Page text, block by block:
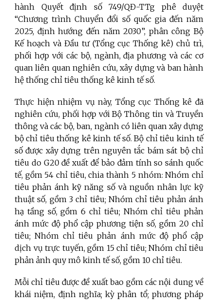
hành Quyết định số 749/QĐ-TTg phê duyệt
“Chương trình Chuyển đổi số quốc gia đến năm
2025, định hướng đến năm 2030”, phân công Bộ
Kế hoạch và Đầu tư (Tổng cục Thống kê) chủ trì,
phối hợp với các bộ, ngành, địa phương và các cơ
quan liên quan nghiên cứu, xây dựng và ban hành
hệ thống chỉ tiêu thống kê kinh tế số.
Thực hiện nhiệm vụ này, Tổng cục Thống kê đã
nghiên cứu, phối hợp với Bộ Thông tin và Truyền
thông và các bộ, ban, ngành có liên quan xây dựng
bộ chỉ tiêu thống kê kinh tế số. Bộ chỉ tiêu kinh tế
số được xây dựng trên nguyên tắc bám sát bộ chỉ
tiêu do G20 đề xuất để bảo đảm tính so sánh quốc
tế, gồm 54 chỉ tiêu, chia thành 5 nhóm: Nhóm chỉ
tiêu phản ánh kỹ năng số và nguồn nhân lực kỹ
thuật số, gồm 3 chỉ tiêu; Nhóm chỉ tiêu phản ánh
hạ tầng số, gồm 6 chỉ tiêu; Nhóm chỉ tiêu phản
ánh mức độ phổ cập phương tiện số, gồm 20 chỉ
tiêu; Nhóm chỉ tiêu phản ánh mức độ phổ cập
dịch vụ trực tuyến, gồm 15 chỉ tiêu; Nhóm chỉ tiêu
phản ảnh quy mô kinh tế số, gồm 10 chỉ tiêu.
Mỗi chỉ tiêu được đề xuất bao gồm các nội dung về
khái niệm, định nghĩa; kỳ phân tổ; phương pháp